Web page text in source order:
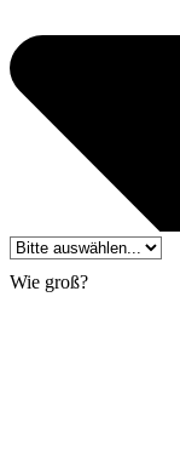
Wie groß?